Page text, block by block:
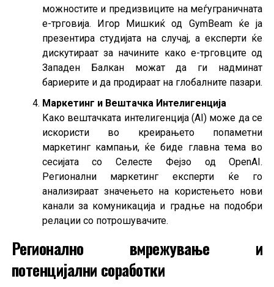
можностите и предизвиците на меѓуграничната
е-трговија. Игор Мишкиќ од GymBeam ќе ја
презентира студијата на случај, а експерти ќе
дискутираат за начините како е-трговците од
Западен Балкан можат да ги надминат
бариерите и да продираат на глобалните пазари.
Маркетинг и Вештачка Интелигенција
Како вештачката интелигенција (AI) може да се
искористи во креирањето попаметни
маркетинг кампањи, ќе биде главна тема во
сесијата со Селесте Фејзо од OpenAI.
Регионални маркетинг експерти ќе го
анализираат значењето на користењето нови
канали за комуникација и градње на подобри
релации со потрошувачите.
Регионално вмрежување и
потенцијални соработки